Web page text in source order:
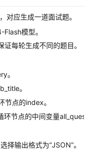
对应生成一道面试题。
模型。
每轮生成不同的题目。
。
。
点的index。
节点的中间变量
择输出格式为“JSON”。